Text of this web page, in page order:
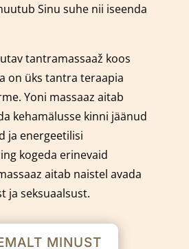
Sinu suhe nii iseenda
tantramassaaž koos
on üks tantra teraapia
Yoni massaaz aitab
kehamälusse kinni jäänud
ja energeetilisi
kogeda erinevaid
aitab naistel avada
ja seksuaalsust.
MINUST